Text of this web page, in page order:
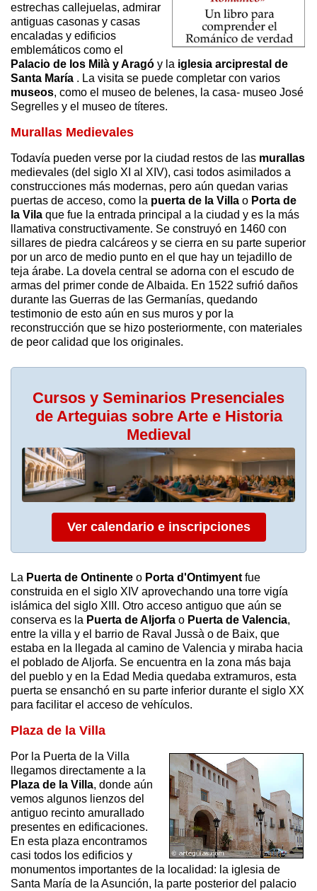
estrechas callejuelas, admirar
antiguas casonas y casas
encaladas y edificios
emblemáticos como el
Palacio de los Milà y Aragó y la iglesia arciprestal de
Santa María . La visita se puede completar con varios
museos, como el museo de belenes, la casa- museo José
Segrelles y el museo de títeres.
Murallas Medievales
Todavía pueden verse por la ciudad restos de las murallas
medievales (del siglo XI al XIV), casi todos asimilados a
construcciones más modernas, pero aún quedan varias
puertas de acceso, como la puerta de la Villa o Porta de
la Vila que fue la entrada principal a la ciudad y es la más
llamativa constructivamente. Se construyó en 1460 con
sillares de piedra calcáreos y se cierra en su parte superior
por un arco de medio punto en el que hay un tejadillo de
teja árabe. La dovela central se adorna con el escudo de
armas del primer conde de Albaida. En 1522 sufrió daños
durante las Guerras de las Germanías, quedando
testimonio de esto aún en sus muros y por la
reconstrucción que se hizo posteriormente, con materiales
de peor calidad que los originales.
Cursos y Seminarios Presenciales
de Arteguias sobre Arte e Historia
Medieval
Ver calendario e inscripciones
La Puerta de Ontinente o Porta d'Ontimyent fue
construida en el siglo XIV aprovechando una torre vigía
islámica del siglo XIII. Otro acceso antiguo que aún se
conserva es la Puerta de Aljorfa o Puerta de Valencia,
entre la villa y el barrio de Raval Jussà o de Baix, que
estaba en la llegada al camino de Valencia y miraba hacia
el poblado de Aljorfa. Se encuentra en la zona más baja
del pueblo y en la Edad Media quedaba extramuros, esta
puerta se ensanchó en su parte inferior durante el siglo XX
para facilitar el acceso de vehículos.
Plaza de la Villa
Por la Puerta de la Villa
llegamos directamente a la
Plaza de la Villa, donde aún
vemos algunos lienzos del
antiguo recinto amurallado
presentes en edificaciones.
En esta plaza encontramos
casi todos los edificios y
monumentos importantes de la localidad: la iglesia de
Santa María de la Asunción, la parte posterior del palacio